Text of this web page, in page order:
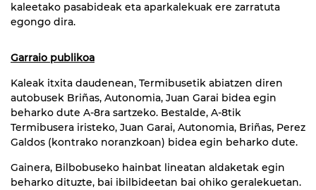
kaleetako pasabideak eta aparkalekuak ere zarratuta
egongo dira.
Garraio publikoa
Kaleak itxita daudenean, Termibusetik abiatzen diren
autobusek Briñas, Autonomia, Juan Garai bidea egin
beharko dute A-8ra sartzeko. Bestalde, A-8tik
Termibusera iristeko, Juan Garai, Autonomia, Briñas, Perez
Galdos (kontrako noranzkoan) bidea egin beharko dute.
Gainera, Bilbobuseko hainbat lineatan aldaketak egin
beharko dituzte, bai ibilbideetan bai ohiko geralekuetan.